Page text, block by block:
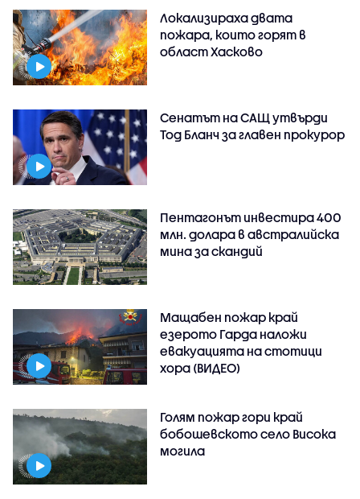
Локализираха двата
пожара, които горят в
област Хасково
Сенатът на САЩ утвърди
Тод Бланч за главен прокурор
Пентагонът инвестира 400
млн. долара в австралийска
мина за скандий
Мащабен пожар край
езерото Гарда наложи
евакуацията на стотици
хора (ВИДЕО)
Голям пожар гори край
бобошевското село Висока
могила